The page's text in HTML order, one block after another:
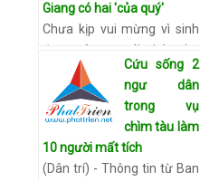
Giang có hai 'của quý'
Chưa kịp vui mừng vì sinh
được cô con gái xinh xắn,
vợ chồng chị Sông phát
hiện vùng kín của con mình
mọc "chòi" thêm bộ phận
sinh dục của nam giới. …
Xem chi tiết
Cứu sống 2
ngư dân
trong vụ
chìm tàu làm
10 người mất tích
(Dân trí) - Thông tin từ Ban